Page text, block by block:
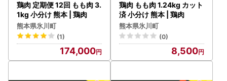
鶏肉 定期便 12回 もも肉 3.
1kg 小分け 熊本 | 鶏肉
熊本県氷川町
(1)
174,000
鶏肉 もも肉 1.24kg カット
済 小分け 熊本 | 鶏肉
熊本県氷川町
(0)
8,500